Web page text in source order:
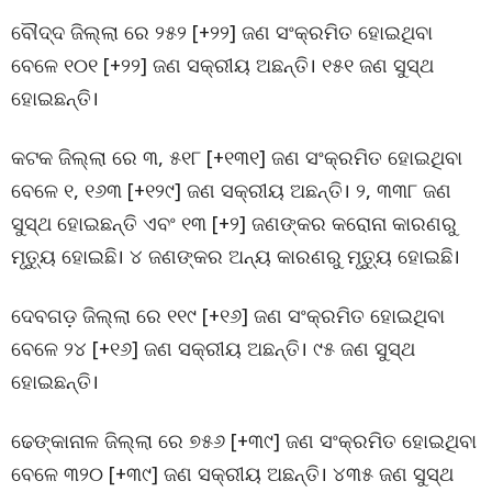
ବୌଦ୍ଦ ଜିଲ୍ଲା ରେ ୨୫୨ [+୨୨] ଜଣ ସଂକ୍ରମିତ ହୋଇଥିବା
ବେଳେ ୧୦୧ [+୨୨] ଜଣ ସକ୍ରୀୟ ଅଛନ୍ତି। ୧୫୧ ଜଣ ସୁସ୍ଥ
ହୋଇଛନ୍ତି।
କଟକ ଜିଲ୍ଲା ରେ ୩, ୫୧୮ [+୧୩୧] ଜଣ ସଂକ୍ରମିତ ହୋଇଥିବା
ବେଳେ ୧, ୧୬୩ [+୧୨୯] ଜଣ ସକ୍ରୀୟ ଅଛନ୍ତି। ୨, ୩୩୮ ଜଣ
ସୁସ୍ଥ ହୋଇଛନ୍ତି ଏବଂ ୧୩ [+୨] ଜଣଙ୍କର କରୋନା କାରଣରୁ
ମୃତ୍ୟୁ ହୋଇଛି। ୪ ଜଣଙ୍କର ଅନ୍ୟ କାରଣରୁ ମୃତ୍ୟୁ ହୋଇଛି।
ଦେବଗଡ଼ ଜିଲ୍ଲା ରେ ୧୧୯ [+୧୬] ଜଣ ସଂକ୍ରମିତ ହୋଇଥିବା
ବେଳେ ୨୪ [+୧୬] ଜଣ ସକ୍ରୀୟ ଅଛନ୍ତି। ୯୫ ଜଣ ସୁସ୍ଥ
ହୋଇଛନ୍ତି।
ଢେଙ୍କାନାଳ ଜିଲ୍ଲା ରେ ୭୫୬ [+୩୯] ଜଣ ସଂକ୍ରମିତ ହୋଇଥିବା
ବେଳେ ୩୨୦ [+୩୯] ଜଣ ସକ୍ରୀୟ ଅଛନ୍ତି। ୪୩୫ ଜଣ ସୁସ୍ଥ